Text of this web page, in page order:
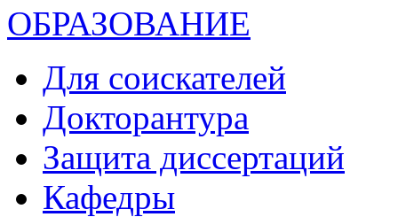
ОБРАЗОВАНИЕ
Для соискателей
Докторантура
Защита диссертаций
Кафедры